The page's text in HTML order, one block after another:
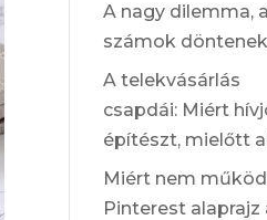
A nagy dilemma,
számok
A telekvásárlás
csapdái: Miért
építészt, mielőtt
Miért nem
Pinterest alaprajz